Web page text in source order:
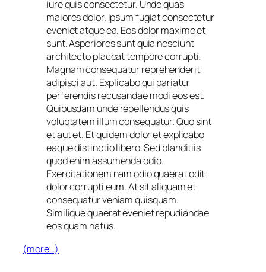
iure quis consectetur. Unde quas
maiores dolor. Ipsum fugiat consectetur
eveniet atque ea. Eos dolor maxime et
sunt. Asperiores sunt quia nesciunt
architecto placeat tempore corrupti.
Magnam consequatur reprehenderit
adipisci aut. Explicabo qui pariatur
perferendis recusandae modi eos est.
Quibusdam unde repellendus quis
voluptatem illum consequatur. Quo sint
et aut et. Et quidem dolor et explicabo
eaque distinctio libero. Sed blanditiis
quod enim assumenda odio.
Exercitationem nam odio quaerat odit
dolor corrupti eum. At sit aliquam et
consequatur veniam quisquam.
Similique quaerat eveniet repudiandae
eos quam natus.
(more…)